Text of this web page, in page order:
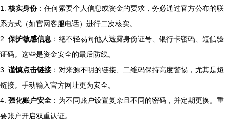
1. 核实身份：任何索要个人信息或资金的要求，务必通过官方公布的联
系方式（如官网客服电话）进行二次核实。
2. 保护敏感信息 ：绝不轻易向他人透露身份证号、银行卡密码、短信验
证码。这些是资金安全的最后防线。
3. 谨慎点击链接 ：对来源不明的链接、二维码保持高度警惕，尤其是短
链接。手动输入官方网址更为安全。
4. 强化账户安全 ：为不同账户设置复杂且不同的密码，并定期更换。重
要账户开启双重认证。